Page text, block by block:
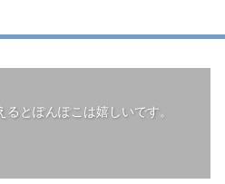
とぽんぽこは嬉しいです。